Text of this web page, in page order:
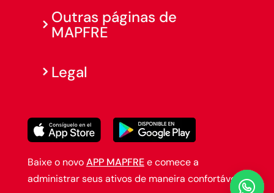
Outras páginas de
MAPFRE
Legal
Baixe o novoAPP MAPFREe comece a
administrar seus ativos de maneira confortável.